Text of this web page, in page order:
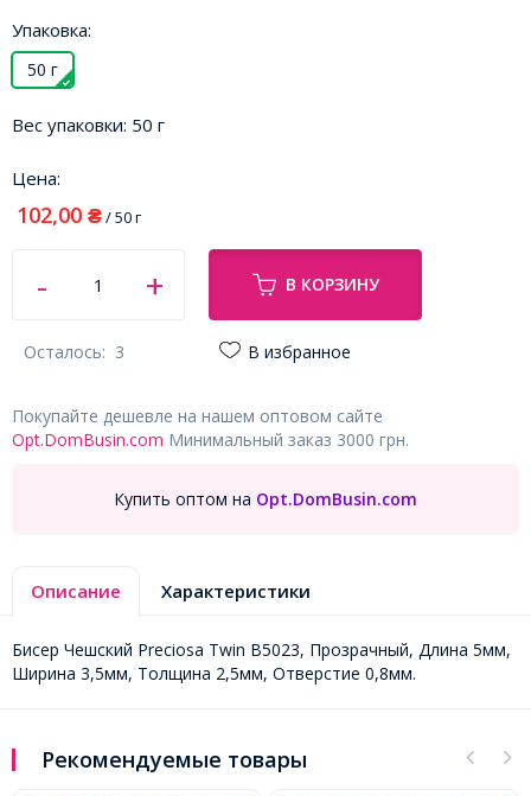
Упаковка:
50 г
Вес упаковки: 50 г
Цена:
102,00 ₴/ 50 г
В КОРЗИНУ
Осталось: 3 В избранное
Покупайте дешевле на нашем оптовом сайте
Opt.DomBusin.com Минимальный заказ 3000 грн.
Купить оптом на Opt.DomBusin.com
Описание Характеристики
Бисер Чешский Preciosa Twin В5023, Прозрачный, Длина 5мм,
Ширина 3,5мм, Толщина 2,5мм, Отверстие 0,8мм.
Рекомендуемые товары